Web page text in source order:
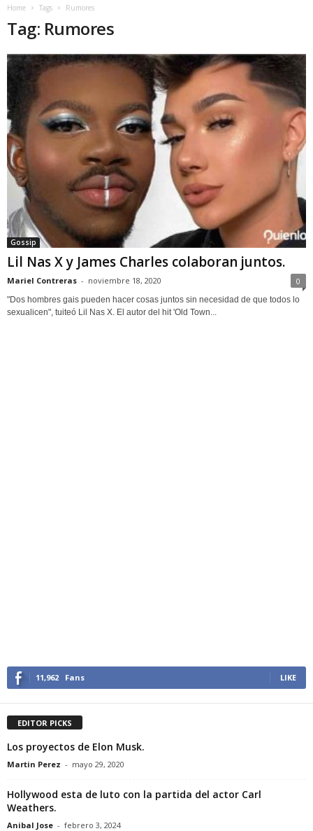
Home Tags Rumores
Tag: Rumores
Gossip
Lil Nas X y James Charles colaboran juntos.
Mariel Contreras - noviembre 18, 2020 0
"Dos hombres gais pueden hacer cosas juntos sin necesidad de que todos lo
sexualicen", tuiteó Lil Nas X. El autor del hit 'Old Town...
11,962 Fans LIKE
EDITOR PICKS
Los proyectos de Elon Musk.
Martin Perez - mayo 29, 2020
Hollywood esta de luto con la partida del actor Carl
Weathers.
Anibal Jose - febrero 3, 2024